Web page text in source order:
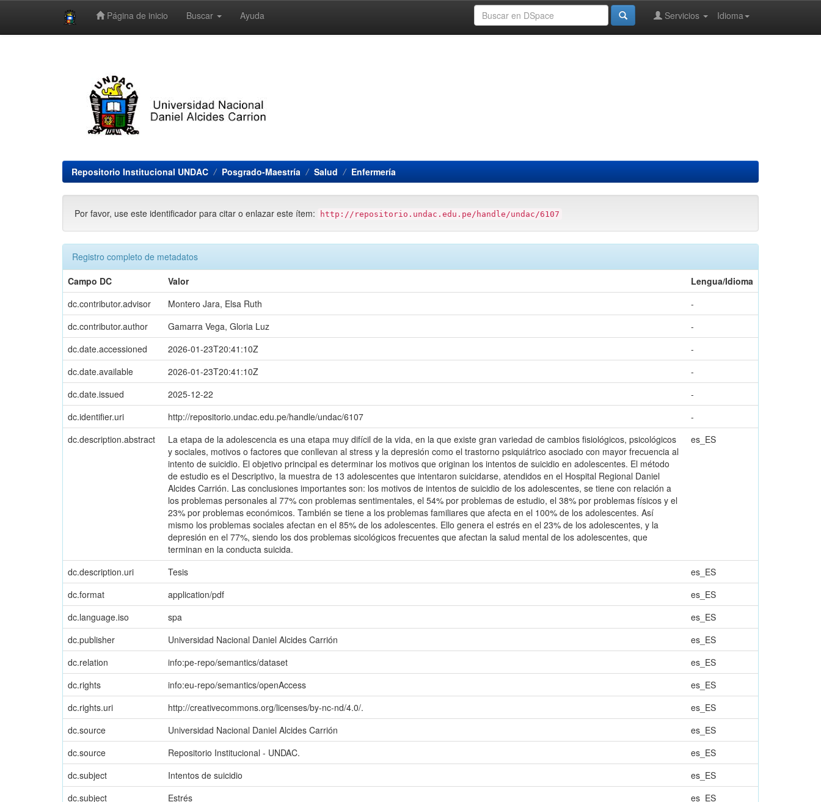
Página de inicio Buscar Ayuda Idioma
Servicios
Repositorio Institucional UNDAC Posgrado-Maestría Salud Enfermería
Por favor, use este identificador para citar o enlazar este ítem: http://repositorio.undac.edu.pe/handle/undac/6107
Registro completo de metadatos
Campo DC
Valor
Lengua/Idioma
dc.contributor.advisor
Montero Jara, Elsa Ruth
-
dc.contributor.author
Gamarra Vega, Gloria Luz
-
dc.date.accessioned
2026-01-23T20:41:10Z
-
dc.date.available
2026-01-23T20:41:10Z
-
dc.date.issued
2025-12-22
-
dc.identifier.uri
http://repositorio.undac.edu.pe/handle/undac/6107
-
dc.description.abstract
La etapa de la adolescencia es una etapa muy difícil de la vida, en la que existe gran variedad de cambios fisiológicos, psicológicos
y sociales, motivos o factores que conllevan al stress y la depresión como el trastorno psiquiátrico asociado con mayor frecuencia al
intento de suicidio. El objetivo principal es determinar los motivos que originan los intentos de suicidio en adolescentes. El método
de estudio es el Descriptivo, la muestra de 13 adolescentes que intentaron suicidarse, atendidos en el Hospital Regional Daniel
Alcides Carrión. Las conclusiones importantes son: los motivos de intentos de suicidio de los adolescentes, se tiene con relación a
los problemas personales al 77% con problemas sentimentales, el 54% por problemas de estudio, el 38% por problemas físicos y el
23% por problemas económicos. También se tiene a los problemas familiares que afecta en el 100% de los adolescentes. Así
mismo los problemas sociales afectan en el 85% de los adolescentes. Ello genera el estrés en el 23% de los adolescentes, y la
depresión en el 77%, siendo los dos problemas sicológicos frecuentes que afectan la salud mental de los adolescentes, que
terminan en la conducta suicida.
es_ES
dc.description.uri Tesis
es_ES
dc.format
application/pdf
es_ES
dc.language.iso
spa
es_ES
dc.publisher
Universidad Nacional Daniel Alcides Carrión
es_ES
dc.relation
info:pe-repo/semantics/dataset
es_ES
dc.rights
info:eu-repo/semantics/openAccess
es_ES
dc.rights.uri
http://creativecommons.org/licenses/by-nc-nd/4.0/.
es_ES
dc.source
Universidad Nacional Daniel Alcides Carrión
es_ES
dc.source
Repositorio Institucional - UNDAC.
es_ES
dc.subject
Intentos de suicidio
es_ES
dc.subject
Estrés
es_ES